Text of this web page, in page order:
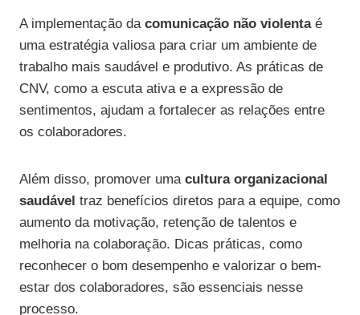
A implementação da comunicação não violentaé
uma estratégia valiosa para criar um ambiente de
trabalho mais saudável e produtivo. As práticas de
CNV, como a escuta ativa e a expressão de
sentimentos, ajudam a fortalecer as relações entre
os colaboradores.
Além disso, promover uma cultura organizacional
saudável traz benefícios diretos para a equipe, como
aumento da motivação, retenção de talentos e
melhoria na colaboração. Dicas práticas, como
reconhecer o bom desempenho e valorizar o bem-
estar dos colaboradores, são essenciais nesse
processo.